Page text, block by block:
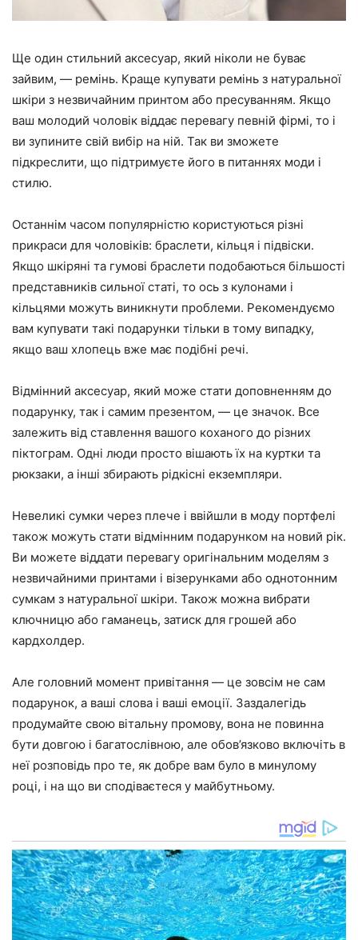
Ще один стильний аксесуар, який ніколи не буває
зайвим, — ремінь. Краще купувати ремінь з натуральної
шкіри з незвичайним принтом або пресуванням. Якщо
ваш молодий чоловік віддає перевагу певній фірмі, то і
ви зупините свій вибір на ній. Так ви зможете
підкреслити, що підтримуєте його в питаннях моди і
стилю.
Останнім часом популярністю користуються різні
прикраси для чоловіків: браслети, кільця і підвіски.
Якщо шкіряні та гумові браслети подобаються більшості
представників сильної статі, то ось з кулонами і
кільцями можуть виникнути проблеми. Рекомендуємо
вам купувати такі подарунки тільки в тому випадку,
якщо ваш хлопець вже має подібні речі.
Відмінний аксесуар, який може стати доповненням до
подарунку, так і самим презентом, — це значок. Все
залежить від ставлення вашого коханого до різних
піктограм. Одні люди просто вішають їх на куртки та
рюкзаки, а інші збирають рідкісні екземпляри.
Невеликі сумки через плече і ввійшли в моду портфелі
також можуть стати відмінним подарунком на новий рік.
Ви можете віддати перевагу оригінальним моделям з
незвичайними принтами і візерунками або однотонним
сумкам з натуральної шкіри. Також можна вибрати
ключницю або гаманець, затиск для грошей або
кардхолдер.
Але головний момент привітання — це зовсім не сам
подарунок, а ваші слова і ваші емоції. Заздалегідь
продумайте свою вітальну промову, вона не повинна
бути довгою і багатослівною, але обов’язково включіть в
неї розповідь про те, як добре вам було в минулому
році, і на що ви сподіваєтеся у майбутньому.